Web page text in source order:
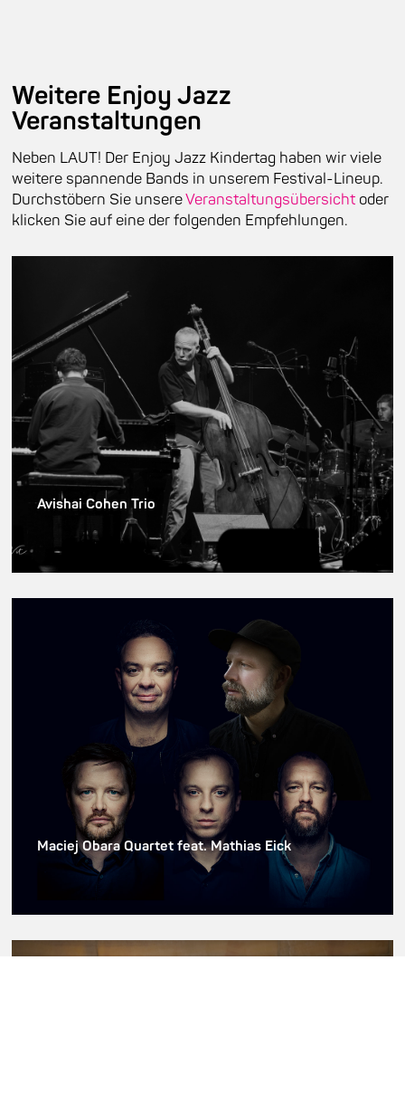
Weitere Enjoy Jazz
Veranstaltungen
Neben LAUT! Der Enjoy Jazz Kindertag haben wir viele
weitere spannende Bands in unserem Festival-Lineup.
Durchstöbern Sie unsereVeranstaltungsübersicht oder
klicken Sie auf eine der folgenden Empfehlungen.
Avishai Cohen Trio
Maciej Obara Quartet feat. Mathias Eick